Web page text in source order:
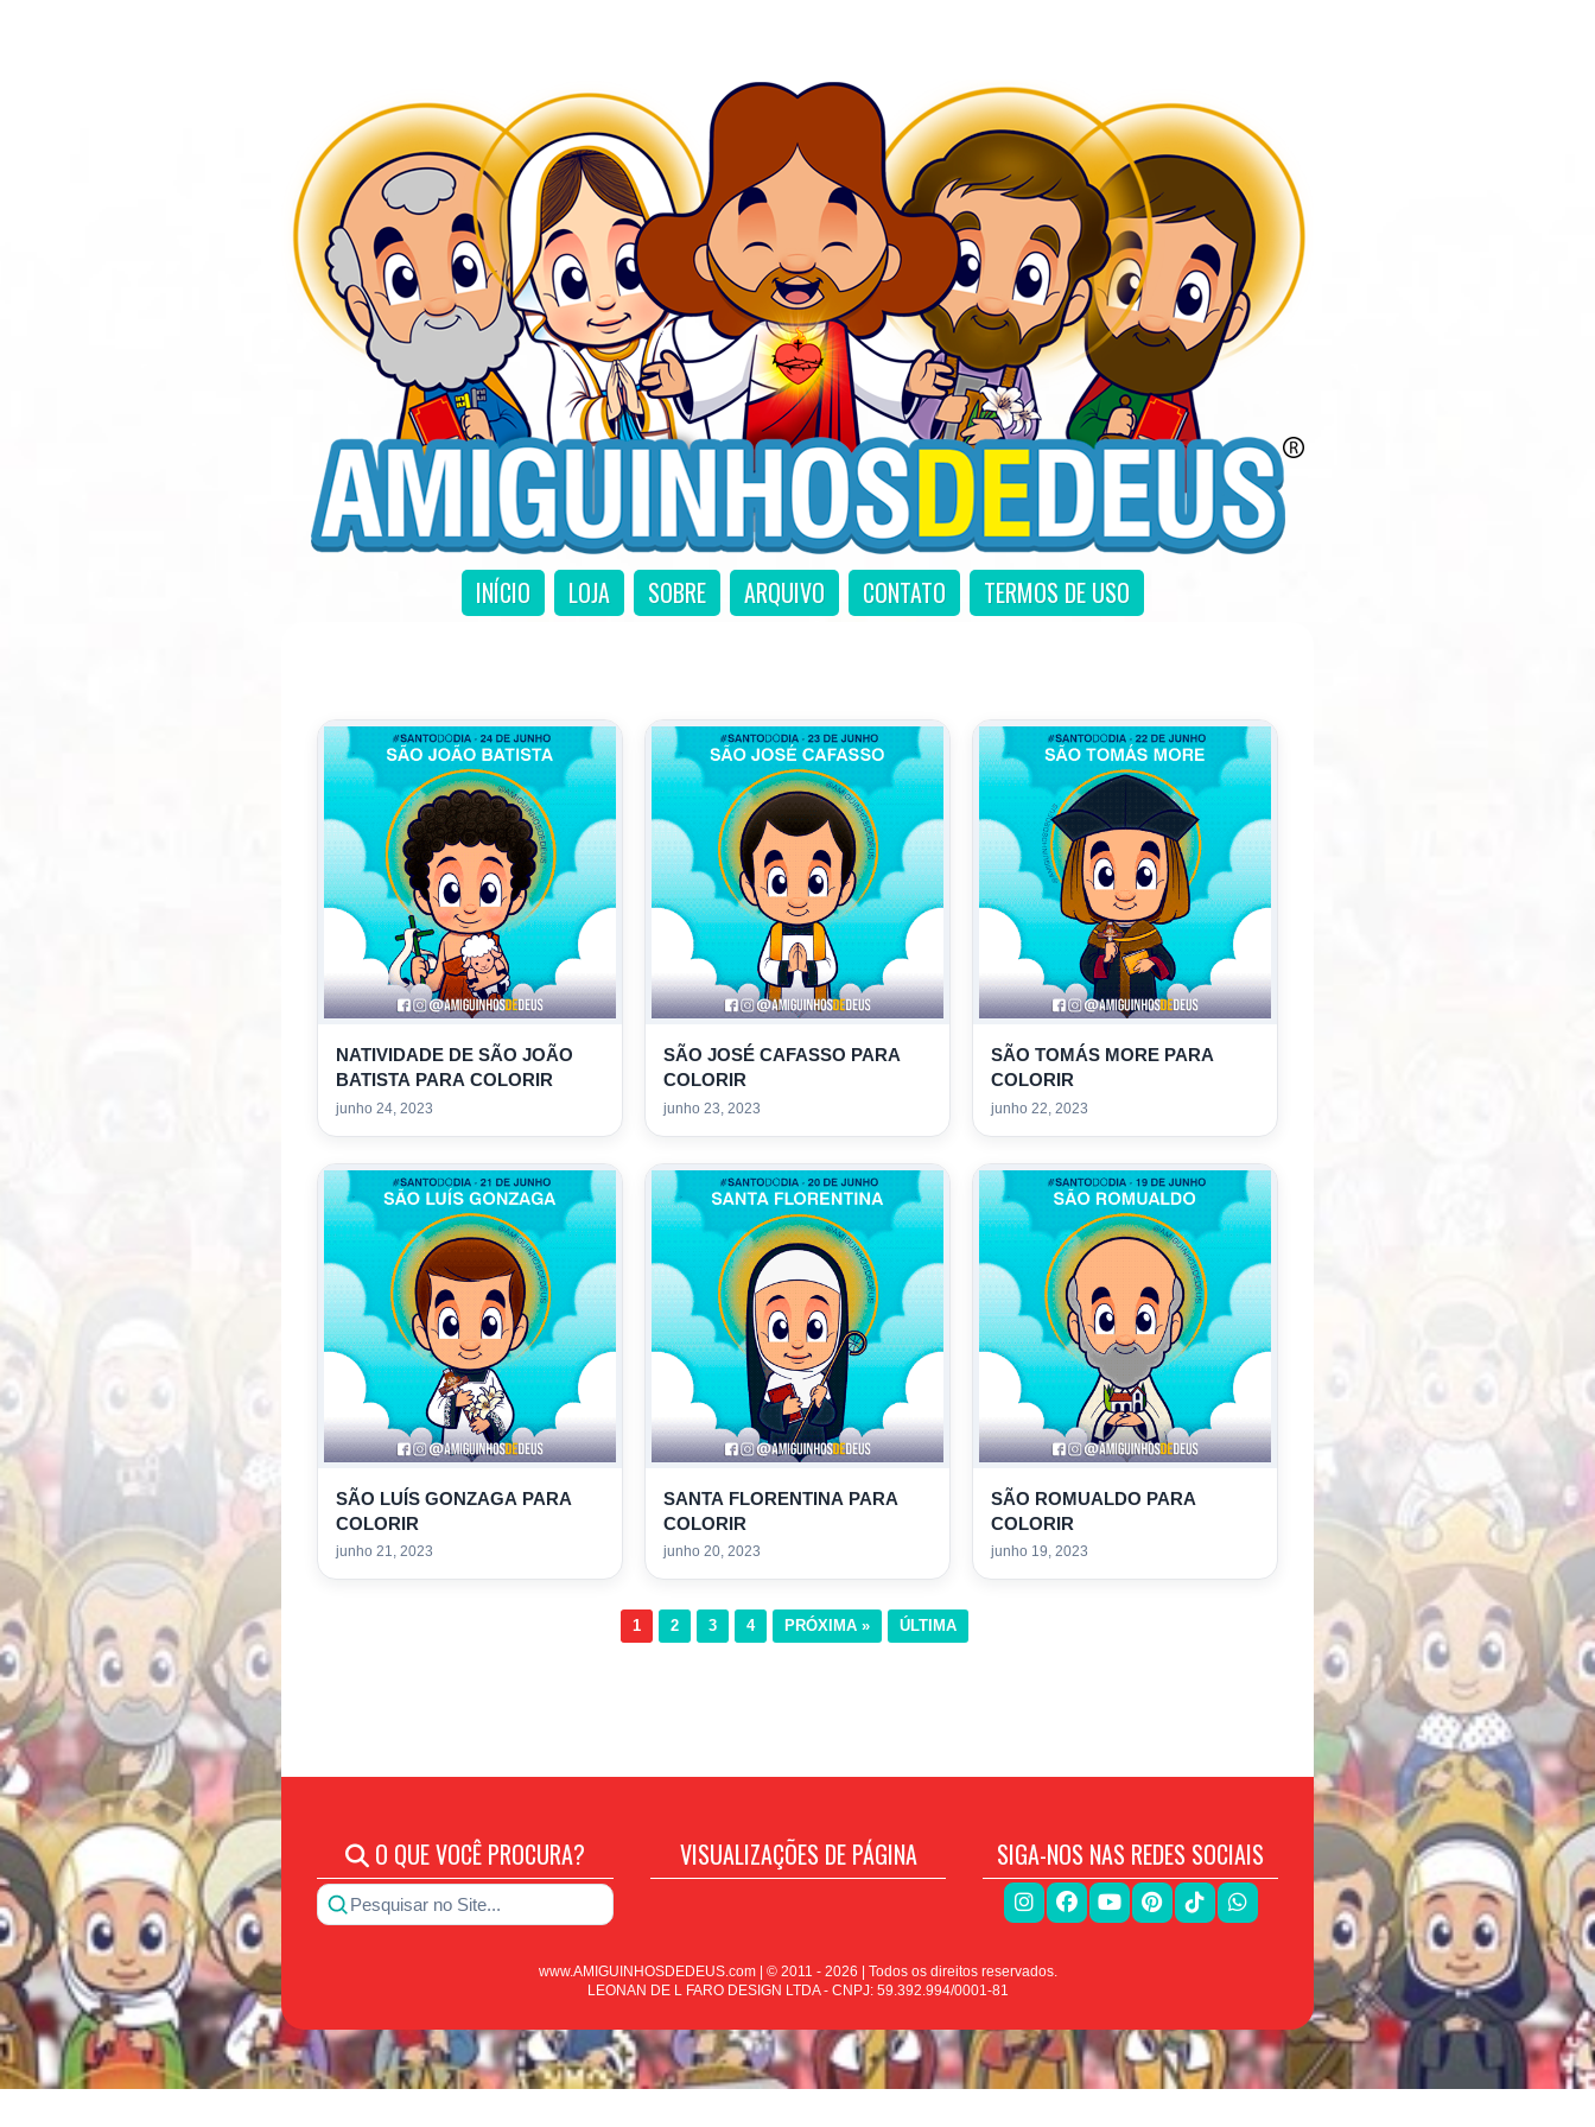
INÍCIO LOJA SOBRE ARQUIVO CONTATO TERMOS DE USO
NATIVIDADE DE SÃO JOÃO
BATISTA PARA COLORIR
junho 24, 2023
SÃO JOSÉ CAFASSO PARA
COLORIR
junho 23, 2023
SÃO TOMÁS MORE PARA
COLORIR
junho 22, 2023
SÃO LUÍS GONZAGA PARA
COLORIR
junho 21, 2023
SANTA FLORENTINA PARA
COLORIR
junho 20, 2023
SÃO ROMUALDO PARA
COLORIR
junho 19, 2023
1 2 3 4 PRÓXIMA » ÚLTIMA
O QUE VOCÊ PROCURA?
Pesquisar no Site...
VISUALIZAÇÕES DE PÁGINA SIGA-NOS NAS REDES SOCIAIS
www.AMIGUINHOSDEDEUS.com | © 2011 - 2026 | Todos os direitos reservados.
LEONAN DE L FARO DESIGN LTDA - CNPJ: 59.392.994/0001-81